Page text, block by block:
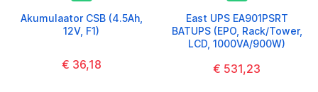
Akumulaator CSB (4.5Ah,
12V, F1)
€ 36,18
East UPS EA901PSRT
BATUPS (EPO, Rack/Tower,
LCD, 1000VA/900W)
€ 531,23